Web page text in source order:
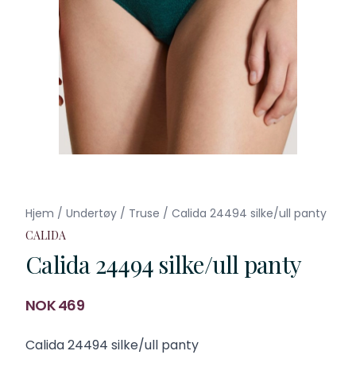
Hjem / Undertøy / Truse / Calida 24494 silke/ull panty
CALIDA
Calida 24494 silke/ull panty
Produktdetaljer
NOK 469
Description
Calida 24494 silke/ull panty